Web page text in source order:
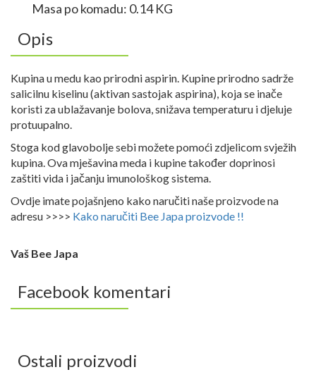
Masa po komadu: 0.14 KG
Opis
Kupina u medu kao prirodni aspirin. Kupine prirodno sadrže
salicilnu kiselinu (aktivan sastojak aspirina), koja se inače
koristi za ublažavanje bolova, snižava temperaturu i djeluje
protuupalno.
Stoga kod glavobolje sebi možete pomoći zdjelicom svježih
kupina. Ova mješavina meda i kupine također doprinosi
zaštiti vida i jačanju imunološkog sistema.
Ovdje imate pojašnjeno kako naručiti naše proizvode na
adresu >>>> Kako naručiti Bee Japa proizvode !!
Vaš Bee Japa
Facebook komentari
Ostali proizvodi